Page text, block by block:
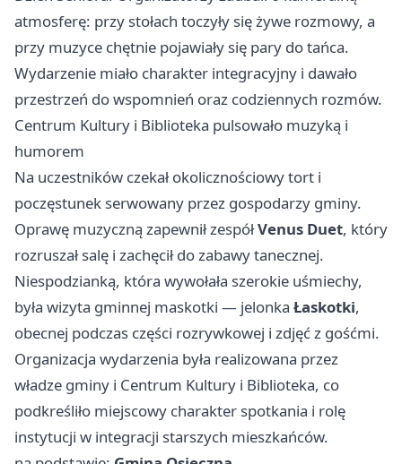
atmosferę: przy stołach toczyły się żywe rozmowy, a
przy muzyce chętnie pojawiały się pary do tańca.
Wydarzenie miało charakter integracyjny i dawało
przestrzeń do wspomnień oraz codziennych rozmów.
Centrum Kultury i Biblioteka pulsowało muzyką i
humorem
Na uczestników czekał okolicznościowy tort i
poczęstunek serwowany przez gospodarzy gminy.
Oprawę muzyczną zapewnił zespółVenus Duet, który
rozruszał salę i zachęcił do zabawy tanecznej.
Niespodzianką, która wywołała szerokie uśmiechy,
była wizyta gminnej maskotki — jelonka Łaskotki,
obecnej podczas części rozrywkowej i zdjęć z gośćmi.
Organizacja wydarzenia była realizowana przez
władze gminy i Centrum Kultury i Biblioteka, co
podkreśliło miejscowy charakter spotkania i rolę
instytucji w integracji starszych mieszkańców.